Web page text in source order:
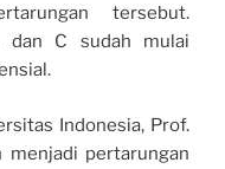
tersebut.
dan C sudah mulai
Indonesia, Prof.
pertarungan